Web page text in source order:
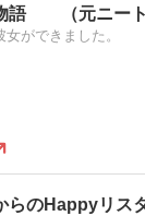
語 （元ニート
ができました。
らのHappyリス